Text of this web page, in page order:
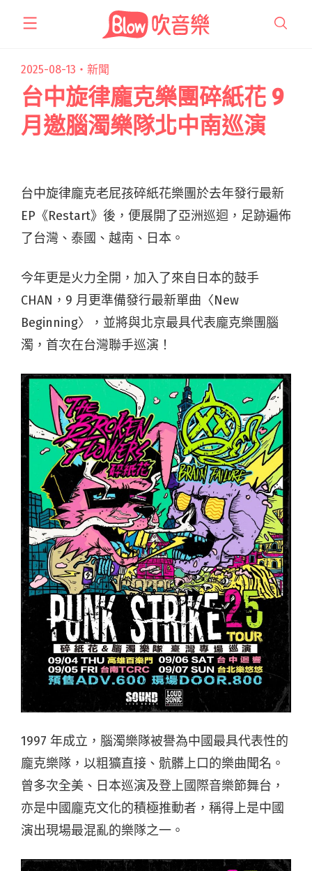
2025-08-13・ 新聞
台中旋律龐克樂團碎紙花 9
月邀腦濁樂隊北中南巡演
台中旋律龐克老屁孩碎紙花樂團於去年發行最新
EP《Restart》後，便展開了亞洲巡迴，足跡遍佈
了台灣、泰國、越南、日本。
今年更是火力全開，加入了來自日本的鼓手
CHAN，9 月更準備發行最新單曲〈New
Beginning〉，並將與北京最具代表龐克樂團腦
濁，首次在台灣聯手巡演！
1997 年成立，腦濁樂隊被譽為中國最具代表性的
龐克樂隊，以粗獷直接、骯髒上口的樂曲聞名。
曾多次全美、日本巡演及登上國際音樂節舞台，
亦是中國龐克文化的積極推動者，稱得上是中國
演出現場最混亂的樂隊之一。